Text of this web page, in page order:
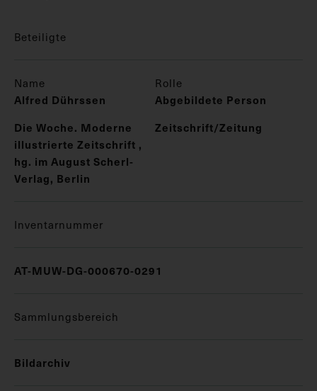
Beteiligte
Name Rolle
Alfred Dührssen
Abgebildete Person
Die Woche. Moderne
illustrierte Zeitschrift ,
hg. im August Scherl-
Verlag, Berlin
Zeitschrift/Zeitung
Inventarnummer
AT-MUW-DG-000670-0291
Sammlungsbereich
Bildarchiv